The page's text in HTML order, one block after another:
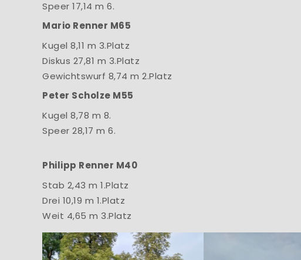
Speer 17,14 m 6.
Mario Renner M65
Kugel 8,11 m 3.Platz
Diskus 27,81 m 3.Platz
Gewichtswurf 8,74 m 2.Platz
Peter Scholze M55
Kugel 8,78 m 8.
Speer 28,17 m 6.
Philipp Renner M40
Stab 2,43 m 1.Platz
Drei 10,19 m 1.Platz
Weit 4,65 m 3.Platz